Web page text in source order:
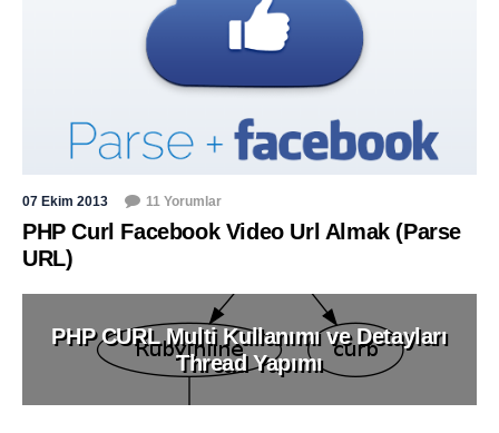
07 Ekim 2013 11 Yorumlar
PHP Curl Facebook Video Url Almak (Parse
URL)
PHP CURL Multi Kullanımı ve Detayları
Thread Yapımı